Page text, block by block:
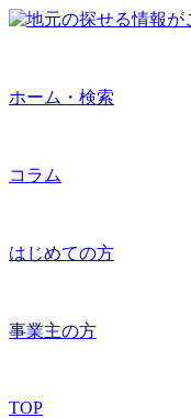
ホーム・検索
コラム
はじめての方
事業主の方
TOP